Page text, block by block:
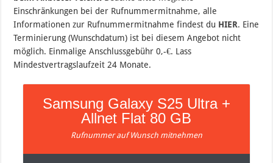
Einschränkungen bei der Rufnummermitnahme, alle
Informationen zur Rufnummermitnahme findest du HIER. Eine
Terminierung (Wunschdatum) ist bei diesem Angebot nicht
möglich. Einmalige Anschlussgebühr 0,-€. Lass
Mindestvertragslaufzeit 24 Monate.
Samsung Galaxy S25 Ultra +
Allnet Flat 80 GB
Rufnummer auf Wunsch mitnehmen